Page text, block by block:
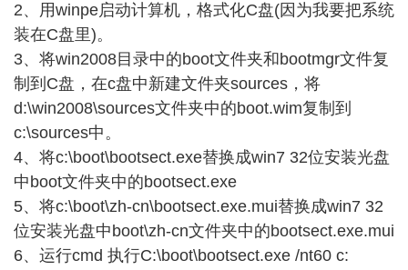
2、用winpe启动计算机，格式化C盘(因为我要把系统
装在C盘里)。
3、将win2008目录中的boot文件夹和bootmgr文件复
制到C盘，在c盘中新建文件夹sources，将
d:\win2008\sources文件夹中的boot.wim复制到
c:\sources中。
4、将c:\boot\bootsect.exe替换成win7 32位安装光盘
中boot文件夹中的bootsect.exe
5、将c:\boot\zh-cn\bootsect.exe.mui替换成win7 32
位安装光盘中boot\zh-cn文件夹中的bootsect.exe.mui
6、运行cmd 执行C:\boot\bootsect.exe /nt60 c: